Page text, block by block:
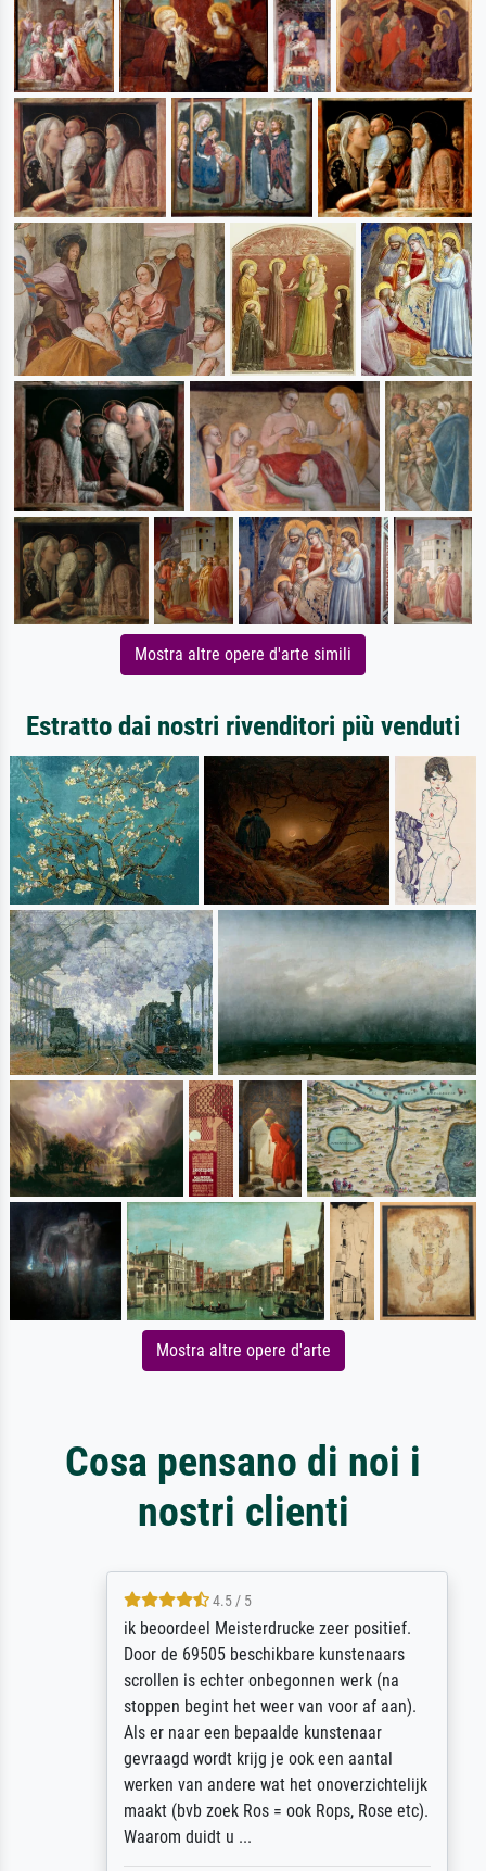
Mostra altre opere d'arte simili
Estratto dai nostri rivenditori più venduti
Mostra altre opere d'arte
Cosa pensano di noi i
nostri clienti
4.5 / 5
ik beoordeel Meisterdrucke zeer positief.
Door de 69505 beschikbare kunstenaars
scrollen is echter onbegonnen werk (na
stoppen begint het weer van voor af aan).
Als er naar een bepaalde kunstenaar
gevraagd wordt krijg je ook een aantal
werken van andere wat het onoverzichtelijk
maakt (bvb zoek Ros = ook Rops, Rose etc).
Waarom duidt u ...